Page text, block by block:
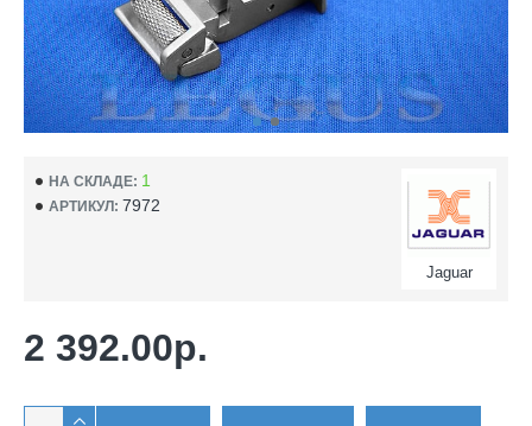
НА СКЛАДЕ: 1
АРТИКУЛ: 7972
Jaguar
2 392.00р.